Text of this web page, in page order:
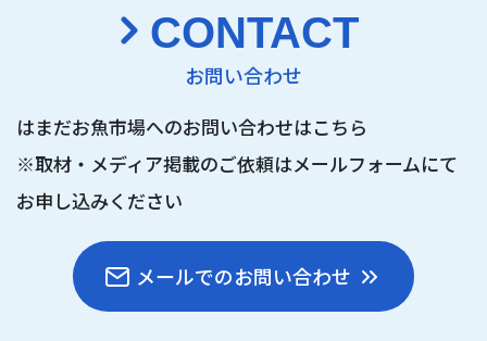
CONTACT
お問い合わせ
はまだお魚市場へのお問い合わせはこちら
※取材・メディア掲載のご依頼はメールフォームにて
お申し込みください
メールでのお問い合わせ